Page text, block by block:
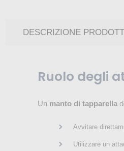
DESCRIZIONE
Ruolo degli
Un manto di tapparella
Avvitare
Utilizzare un